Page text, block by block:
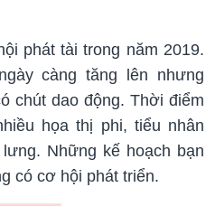
phát tài trong năm 2019.
càng tăng lên nhưng
chút dao động. Thời điểm
họa thị phi, tiểu nhân
Những kế hoạch bạn
có cơ hội phát triển.